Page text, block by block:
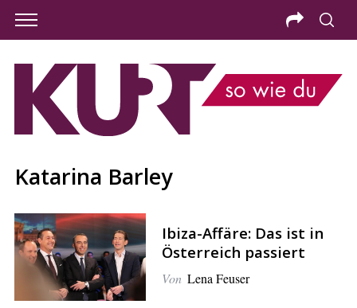
Katarina Barley
Ibiza-Affäre: Das ist in
Österreich passiert
Von Lena Feuser